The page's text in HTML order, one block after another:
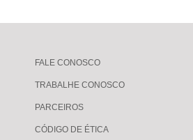
FALE CONOSCO
TRABALHE CONOSCO
PARCEIROS
CÓDIGO DE ÉTICA